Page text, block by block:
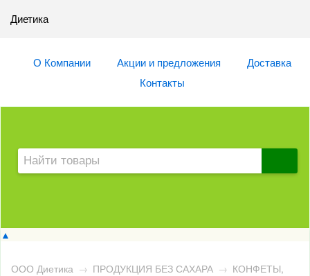
Диетика
О Компании Акции и предложения
Доставка
Контакты
▲
ООО Диетика → ПРОДУКЦИЯ БЕЗ САХАРА → КОНФЕТЫ,